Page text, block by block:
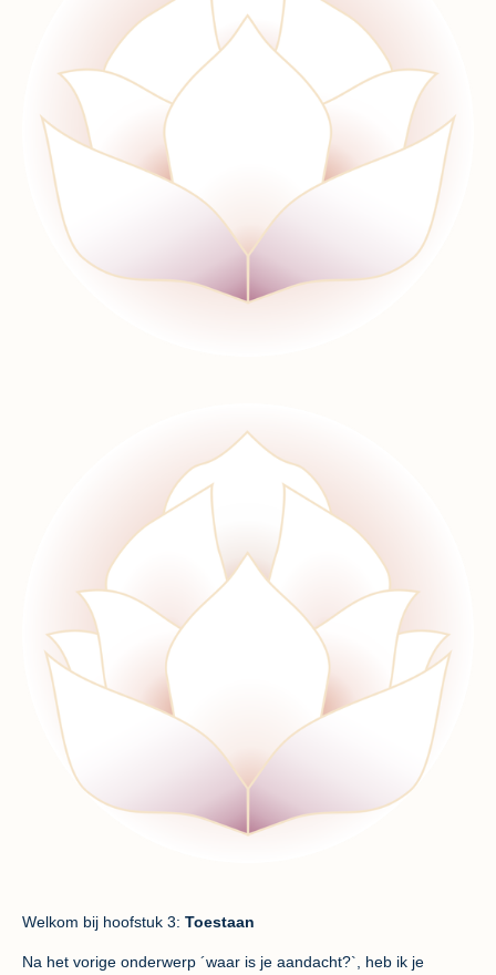
Welkom bij hoofstuk 3: Toestaan
Na het vorige onderwerp ´waar is je aandacht?`, heb ik je